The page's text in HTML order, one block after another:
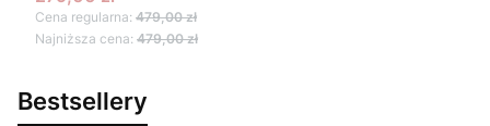
Cena regularna: 479,00 zł
Najniższa cena: 479,00 zł
Bestsellery